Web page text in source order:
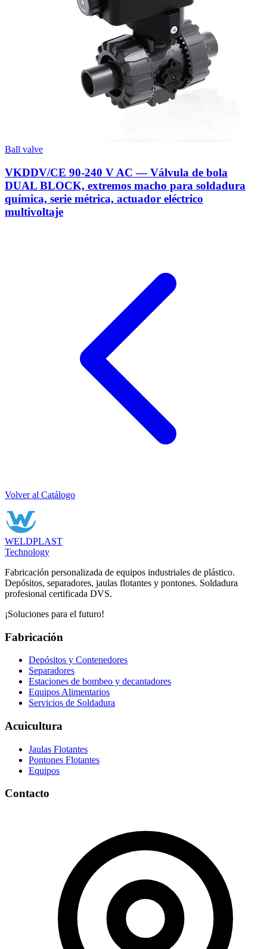
Ball valve
VKDDV/CE 90-240 V AC — Válvula de bola
DUAL BLOCK, extremos macho para soldadura
química, serie métrica, actuador eléctrico
multivoltaje
Volver al Catálogo
WELDPLAST
Technology
Fabricación personalizada de equipos industriales de plástico.
Depósitos, separadores, jaulas flotantes y pontones. Soldadura
profesional certificada DVS.
¡Soluciones para el futuro!
Fabricación
Depósitos y Contenedores
Separadores
Estaciones de bombeo y decantadores
Equipos Alimentarios
Servicios de Soldadura
Acuicultura
Jaulas Flotantes
Pontones Flotantes
Equipos
Contacto